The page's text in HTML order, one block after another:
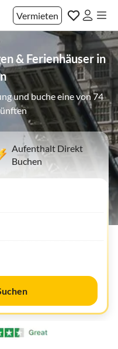
Vermieten
& Ferienhäuser in
und buche eine von 74
Aufenthalt Direkt
Buchen